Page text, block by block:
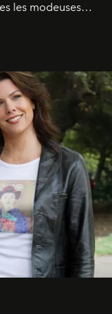
les modeuses